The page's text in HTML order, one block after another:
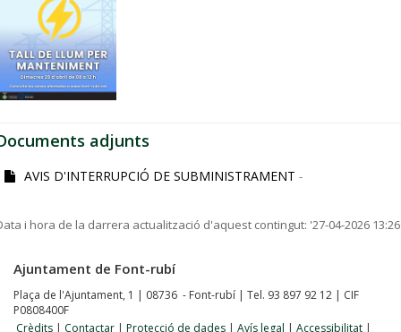
adjunts
AVIS D'INTERRUPCIÓ DE SUBMINISTRAMENT -
i hora de la darrera actualització d'aquest contingut: '27-04-2026 13:26
Ajuntament de Font-rubí
Plaça de l'Ajuntament, 1 | 08736 - Font-rubí | Tel. 93 897 92 12 | CIF
P0808400F
Crèdits | Contactar | Protecció de dades | Avís legal | Accessibilitat |